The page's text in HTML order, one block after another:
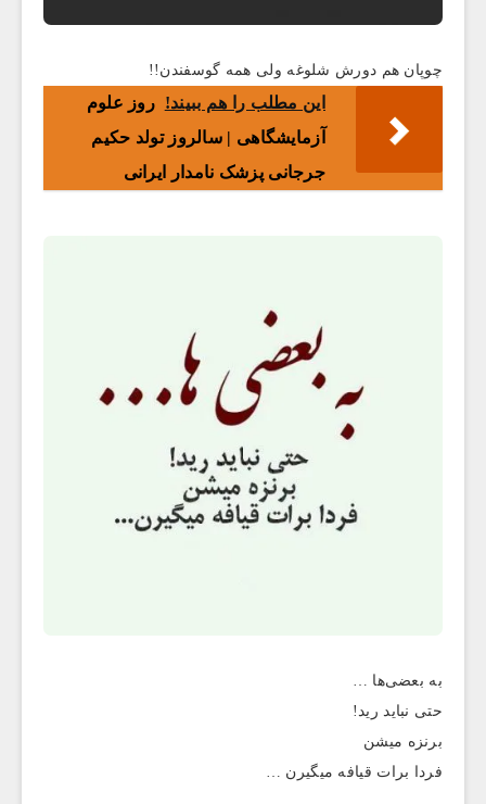
چوپان هم دورش شلوغه ولی همه گوسفندن!!
این مطلب را هم ببیند! روز علوم
آزمایشگاهی | سالروز تولد حکیم
جرجانی پزشک نامدار ایرانی
به بعضی‌ها …
حتی نباید رید!
برنزه میشن
فردا برات قیافه میگیرن …